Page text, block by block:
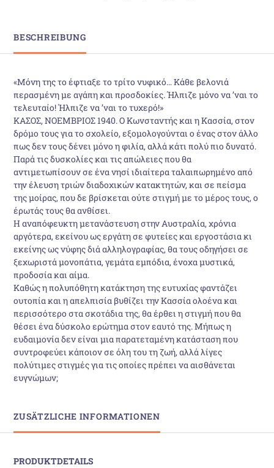
BESCHREIBUNG
«Μόνη της το έφτιαξε το τρίτο νυφικό… Κάθε βελονιά
περασμένη με αγάπη και προσδοκίες. Ήλπιζε μόνο να ’ναι το
τελευταίο! Ήλπιζε να ’ναι το τυχερό!»
ΚΑΣΟΣ, ΝΟΕΜΒΡΙΟΣ 1940. Ο Κωνσταντής και η Κασσία, στον
δρόμο τους για το σχολείο, εξομολογούνται ο ένας στον άλλο
πως δεν τους δένει μόνο η φιλία, αλλά κάτι πολύ πιο δυνατό.
Παρά τις δυσκολίες και τις απώλειες που θα
αντιμετωπίσουν σε ένα νησί ιδιαίτερα ταλαιπωρημένο από
την έλευση τριών διαδοχικών κατακτητών, και σε πείσμα
της μοίρας, που δε βρίσκεται ούτε στιγμή με το μέρος τους, ο
έρωτάς τους θα ανθίσει.
Η αναπόφευκτη μετανάστευση στην Αυστραλία, χρόνια
αργότερα, εκείνου ως εργάτη σε φυτείες και εργοστάσια κι
εκείνης ως νύφης διά αλληλογραφίας, θα τους οδηγήσει σε
ξεχωριστά μονοπάτια, γεμάτα εμπόδια, ένοχα μυστικά,
προδοσία και αίμα.
Καθώς η πολυπόθητη κατάκτηση της ευτυχίας φαντάζει
ουτοπία και η απελπισία βυθίζει την Κασσία ολοένα και
περισσότερο στα σκοτάδια της, θα έρθει η στιγμή που θα
θέσει ένα δύσκολο ερώτημα στον εαυτό της. Μήπως η
ευδαιμονία δεν είναι μια παρατεταμένη κατάσταση που
συντροφεύει κάποιον σε όλη του τη ζωή, αλλά λίγες
πολύτιμες στιγμές για τις οποίες πρέπει να αισθάνεται
ευγνώμων;
ZUSÄTZLICHE INFORMATIONEN
PRODUKTDETAILS